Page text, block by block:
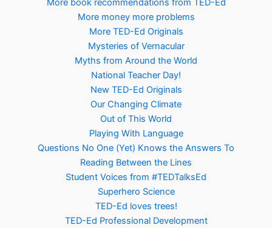
More book recommendations from TED-Ed
More money more problems
More TED-Ed Originals
Mysteries of Vernacular
Myths from Around the World
National Teacher Day!
New TED-Ed Originals
Our Changing Climate
Out of This World
Playing With Language
Questions No One (Yet) Knows the Answers To
Reading Between the Lines
Student Voices from #TEDTalksEd
Superhero Science
TED-Ed loves trees!
TED-Ed Professional Development